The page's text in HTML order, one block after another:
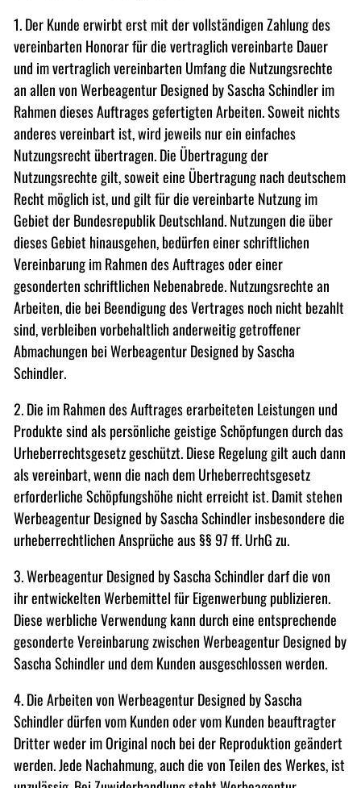
1. Der Kunde erwirbt erst mit der vollständigen Zahlung des
vereinbarten Honorar für die vertraglich vereinbarte Dauer
und im vertraglich vereinbarten Umfang die Nutzungsrechte
an allen von Werbeagentur Designed by Sascha Schindler im
Rahmen dieses Auftrages gefertigten Arbeiten. Soweit nichts
anderes vereinbart ist, wird jeweils nur ein einfaches
Nutzungsrecht übertragen. Die Übertragung der
Nutzungsrechte gilt, soweit eine Übertragung nach deutschem
Recht möglich ist, und gilt für die vereinbarte Nutzung im
Gebiet der Bundesrepublik Deutschland. Nutzungen die über
dieses Gebiet hinausgehen, bedürfen einer schriftlichen
Vereinbarung im Rahmen des Auftrages oder einer
gesonderten schriftlichen Nebenabrede. Nutzungsrechte an
Arbeiten, die bei Beendigung des Vertrages noch nicht bezahlt
sind, verbleiben vorbehaltlich anderweitig getroffener
Abmachungen bei Werbeagentur Designed by Sascha
Schindler.
2. Die im Rahmen des Auftrages erarbeiteten Leistungen und
Produkte sind als persönliche geistige Schöpfungen durch das
Urheberrechtsgesetz geschützt. Diese Regelung gilt auch dann
als vereinbart, wenn die nach dem Urheberrechtsgesetz
erforderliche Schöpfungshöhe nicht erreicht ist. Damit stehen
Werbeagentur Designed by Sascha Schindler insbesondere die
urheberrechtlichen Ansprüche aus §§ 97 ff. UrhG zu.
3. Werbeagentur Designed by Sascha Schindler darf die von
ihr entwickelten Werbemittel für Eigenwerbung publizieren.
Diese werbliche Verwendung kann durch eine entsprechende
gesonderte Vereinbarung zwischen Werbeagentur Designed by
Sascha Schindler und dem Kunden ausgeschlossen werden.
4. Die Arbeiten von Werbeagentur Designed by Sascha
Schindler dürfen vom Kunden oder vom Kunden beauftragter
Dritter weder im Original noch bei der Reproduktion geändert
werden. Jede Nachahmung, auch die von Teilen des Werkes, ist